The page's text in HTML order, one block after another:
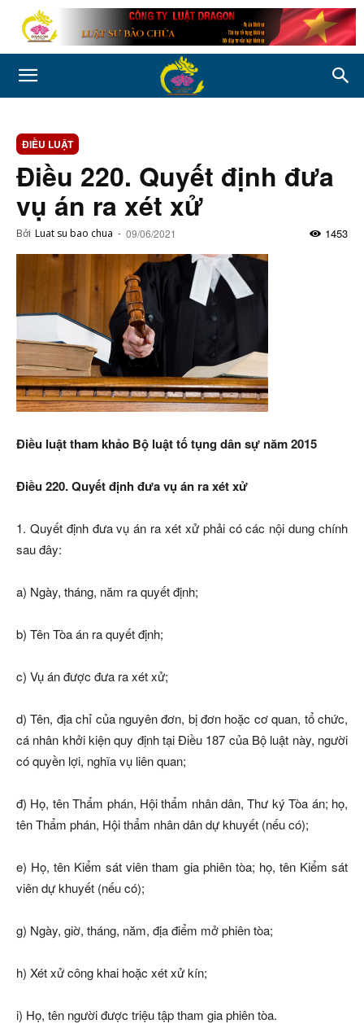
ĐIỀU LUẬT
Điều 220. Quyết định đưa
vụ án ra xét xử
Bởi Luat su bao chua - 09/06/2021 1453
Điều luật tham khảo Bộ luật tố tụng dân sự năm 2015
Điều 220. Quyết định đưa vụ án ra xét xử
1. Quyết định đưa vụ án ra xét xử phải có các nội dung chính
sau đây:
a) Ngày, tháng, năm ra quyết định;
b) Tên Tòa án ra quyết định;
c) Vụ án được đưa ra xét xử;
d) Tên, địa chỉ của nguyên đơn, bị đơn hoặc cơ quan, tổ chức,
cá nhân khởi kiện quy định tại Điều 187 của Bộ luật này, người
có quyền lợi, nghĩa vụ liên quan;
đ) Họ, tên Thẩm phán, Hội thẩm nhân dân, Thư ký Tòa án; họ,
tên Thẩm phán, Hội thẩm nhân dân dự khuyết (nếu có);
e) Họ, tên Kiểm sát viên tham gia phiên tòa; họ, tên Kiểm sát
viên dự khuyết (nếu có);
g) Ngày, giờ, tháng, năm, địa điểm mở phiên tòa;
h) Xét xử công khai hoặc xét xử kín;
i) Họ, tên người được triệu tập tham gia phiên tòa.